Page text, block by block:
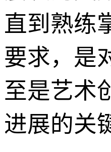
直到熟练
要求，是
至是艺术
进展的关